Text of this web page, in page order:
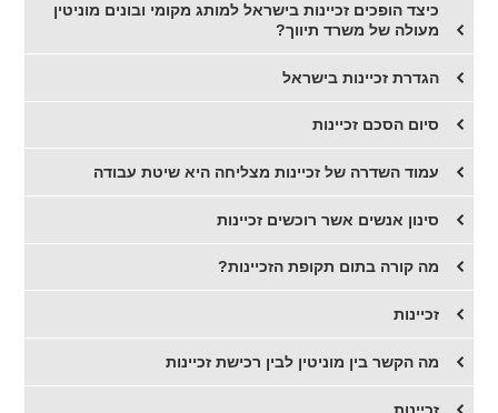
כיצד הופכים זכיינות בישראל למותג מקומי ובונים מוניטין
מעולה של משרד תיווך?
הגדרת זכיינות בישראל
סיום הסכם זכיינות
עמוד השדרה של זכיינות מצליחה היא שיטת עבודה
סינון אנשים אשר רוכשים זכיינות
מה קורה בתום תקופת הזכיינות?
זכיינות
מה הקשר בין מוניטין לבין רכישת זכיינות
זכיינות